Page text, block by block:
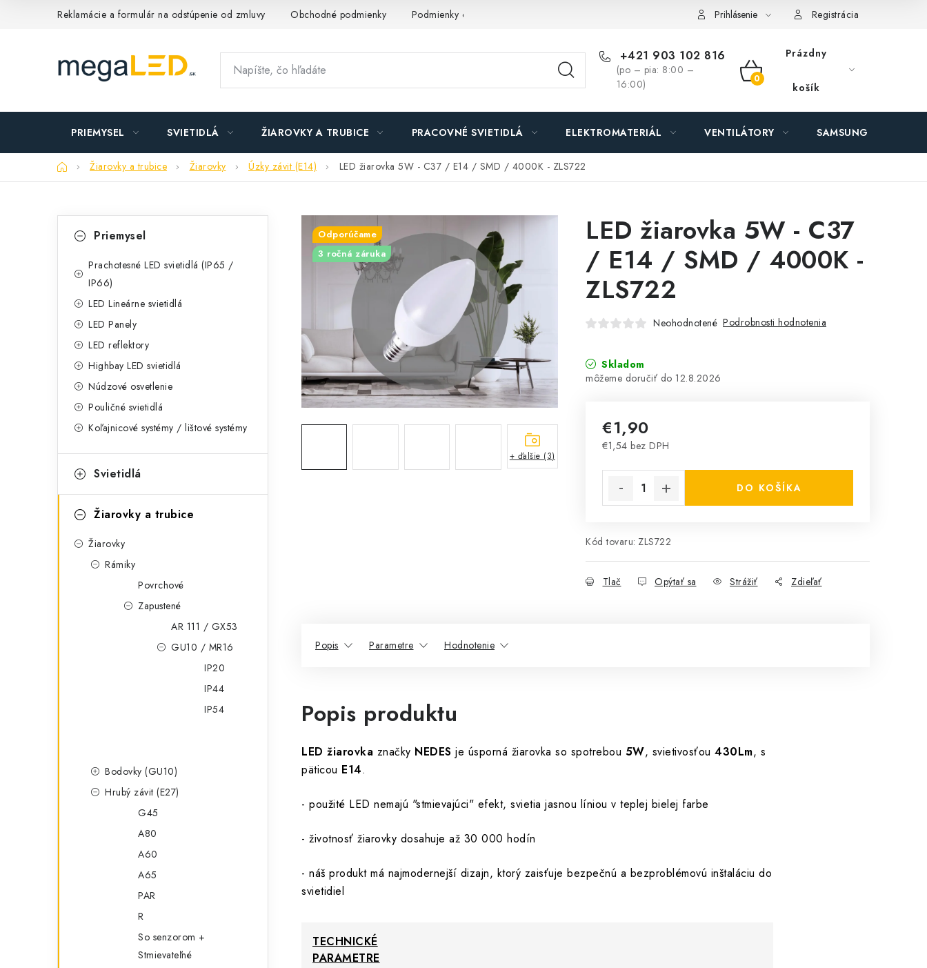
Reklamácie a formulár na odstúpenie od zmluvy Obchodné podmienky Podmienky ochrany osobných údajov O nás - MEGALED & JANTON Zákamenné Zľavy pre profíkov
Prihlásenie Registrácia
+421 903 102 816
(po – pia: 8:00 –
16:00)
NÁKUPNÝ
KOŠÍK
Prázdny
košík
PRIEMYSEL SVIETIDLÁ ŽIAROVKY A TRUBICE PRACOVNÉ SVIETIDLÁ ELEKTROMATERIÁL VENTILÁTORY SAMSUNG SVIETIDLÁ
DomovŽiarovky a trubice Žiarovky Úzky závit (E14) LED žiarovka 5W - C37 / E14 / SMD / 4000K - ZLS722
l
kategóriePriemysel
Prachotesné LED svietidlá (IP65 /
IP66)
LED Lineárne svietidlá
LED Panely
LED reflektory
Highbay LED svietidlá
Núdzové osvetlenie
Pouličné svietidlá
Koľajnicové systémy / lištové systémy
Svietidlá
Žiarovky a trubice
Žiarovky
Rámiky
Povrchové
Zapustené
AR 111 / GX53
GU10 / MR16
IP20
IP44
IP54
Bodovky (GU10)
Hrubý závit (E27)
G45
A80
A60
A65
PAR
R
So senzorom +
Stmievateľné
LED žiarovka 5W - C37
/ E14 / SMD / 4000K -
ZLS722
Neohodnotené Podrobnosti hodnotenia
Skladom
12.8.2026
€1,90
€1,54 bez DPH
DO KOŠÍKA
Kód tovaru: ZLS722
Tlač Opýtať sa Strážiť Zdieľať
Odporúčame
3 ročná záruka
+ ďalšie (3)
Popis Parametre Hodnotenie
Popis produktu
LED žiarovka značky NEDES je úsporná žiarovka so spotrebou 5W, svietivosťou 430Lm, s
päticou E14.
- použité LED nemajú "stmievajúci" efekt, svietia jasnou líniou v teplej bielej farbe
- životnosť žiarovky dosahuje až 30 000 hodín
- náš produkt má najmodernejší dizajn, ktorý zaisťuje bezpečnú a bezproblémovú inštaláciu do
svietidiel
TECHNICKÉ
PARAMETRE